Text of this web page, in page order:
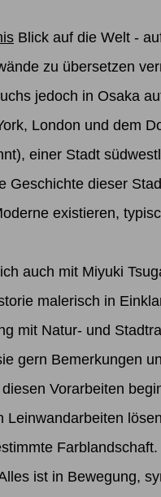
s Blick auf die Welt -
zu übersetzen
jedoch in Osaka
London und dem
einer Stadt
Geschichte dieser
existieren,
auch mit Miyuki
malerisch in
mit Natur- und
gern Bemerkungen
Vorarbeiten
Leinwandarbeiten
ist in Bewegung,